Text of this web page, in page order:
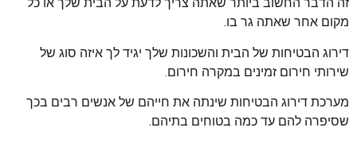
זה הדבר החשוב ביותר שאתה צריך לדעת על הבית שלך או כל
מקום אחר שאתה גר בו.
דירוג הבטיחות של הבית והשכונות שלך יגיד לך איזה סוג של
שירותי חירום זמינים במקרה חירום.
מערכת דירוג הבטיחות שינתה את חייהם של אנשים רבים בכך
שסיפרה להם עד כמה בטוחים בתיהם.